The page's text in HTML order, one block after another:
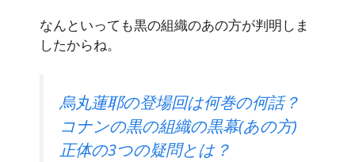
なんといっても黒の組織のあの方が判明しま
したからね。
烏丸蓮耶の登場回は何巻の何話？
コナンの黒の組織の黒幕(あの方)
正体の3つの疑問とは？